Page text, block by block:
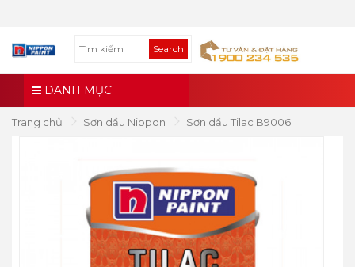
Search
DANH MỤC
Trang chủ Sơn dầu Nippon Sơn dầu Tilac B9006